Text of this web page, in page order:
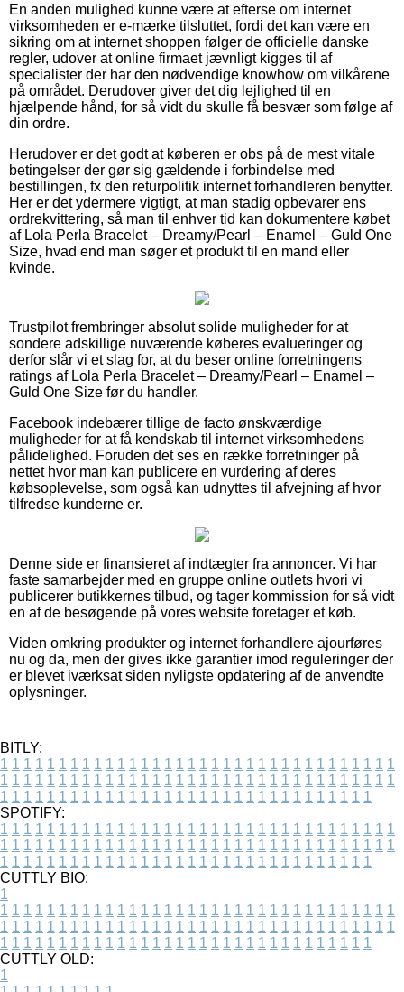
En anden mulighed kunne være at efterse om internet
virksomheden er e-mærke tilsluttet, fordi det kan være en
sikring om at internet shoppen følger de officielle danske
regler, udover at online firmaet jævnligt kigges til af
specialister der har den nødvendige knowhow om vilkårene
på området. Derudover giver det dig lejlighed til en
hjælpende hånd, for så vidt du skulle få besvær som følge af
din ordre.
Herudover er det godt at køberen er obs på de mest vitale
betingelser der gør sig gældende i forbindelse med
bestillingen, fx den returpolitik internet forhandleren benytter.
Her er det ydermere vigtigt, at man stadig opbevarer ens
ordrekvittering, så man til enhver tid kan dokumentere købet
af Lola Perla Bracelet – Dreamy/Pearl – Enamel – Guld One
Size, hvad end man søger et produkt til en mand eller
kvinde.
Trustpilot frembringer absolut solide muligheder for at
sondere adskillige nuværende køberes evalueringer og
derfor slår vi et slag for, at du beser online forretningens
ratings af Lola Perla Bracelet – Dreamy/Pearl – Enamel –
Guld One Size før du handler.
Facebook indebærer tillige de facto ønskværdige
muligheder for at få kendskab til internet virksomhedens
pålidelighed. Foruden det ses en række forretninger på
nettet hvor man kan publicere en vurdering af deres
købsoplevelse, som også kan udnyttes til afvejning af hvor
tilfredse kunderne er.
Denne side er finansieret af indtægter fra annoncer. Vi har
faste samarbejder med en gruppe online outlets hvori vi
publicerer butikkernes tilbud, og tager kommission for så vidt
en af de besøgende på vores website foretager et køb.
Viden omkring produkter og internet forhandlere ajourføres
nu og da, men der gives ikke garantier imod reguleringer der
er blevet iværksat siden nyligste opdatering af de anvendte
oplysninger.
BITLY:
1 1 1 1 1 1 1 1 1 1 1 1 1 1 1 1 1 1 1 1 1 1 1 1 1 1 1 1 1 1 1 1 1 1
1 1 1 1 1 1 1 1 1 1 1 1 1 1 1 1 1 1 1 1 1 1 1 1 1 1 1 1 1 1 1 1 1 1
1 1 1 1 1 1 1 1 1 1 1 1 1 1 1 1 1 1 1 1 1 1 1 1 1 1 1 1 1 1 1 1
SPOTIFY:
1 1 1 1 1 1 1 1 1 1 1 1 1 1 1 1 1 1 1 1 1 1 1 1 1 1 1 1 1 1 1 1 1 1
1 1 1 1 1 1 1 1 1 1 1 1 1 1 1 1 1 1 1 1 1 1 1 1 1 1 1 1 1 1 1 1 1 1
1 1 1 1 1 1 1 1 1 1 1 1 1 1 1 1 1 1 1 1 1 1 1 1 1 1 1 1 1 1 1 1
CUTTLY BIO:
1
1 1 1 1 1 1 1 1 1 1 1 1 1 1 1 1 1 1 1 1 1 1 1 1 1 1 1 1 1 1 1 1 1 1
1 1 1 1 1 1 1 1 1 1 1 1 1 1 1 1 1 1 1 1 1 1 1 1 1 1 1 1 1 1 1 1 1 1
1 1 1 1 1 1 1 1 1 1 1 1 1 1 1 1 1 1 1 1 1 1 1 1 1 1 1 1 1 1 1 1
CUTTLY OLD:
1